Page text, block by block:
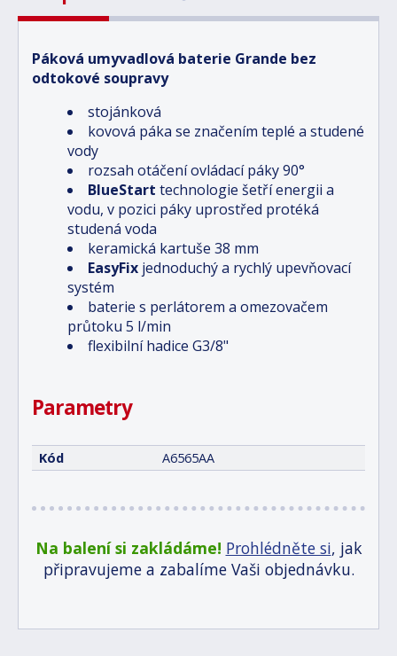
Páková umyvadlová baterie Grande bez
odtokové soupravy
stojánková
kovová páka se značením teplé a studené
vody
rozsah otáčení ovládací páky 90°
BlueStart technologie šetří energii a
vodu, v pozici páky uprostřed protéká
studená voda
keramická kartuše 38 mm
EasyFix jednoduchý a rychlý upevňovací
systém
baterie s perlátorem a omezovačem
průtoku 5 l/min
flexibilní hadice G3/8"
Parametry
Kód A6565AA
Na balení si zakládáme! Prohlédněte si, jak
připravujeme a zabalíme Vaši objednávku.